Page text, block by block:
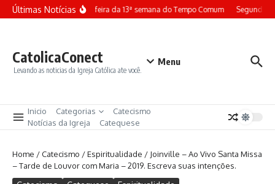
Ir para o conteúdo
Últimas NotíciasTerça-feira da 13ª semana do Tempo Comum Segunda-
CatolicaConect
Levando as noticias da Igreja Católica ate você.
Menu
Inicio Categorias
Catecismo
Notícias da Igreja
Catequese
Home /Catecismo /Espiritualidade / Joinville – Ao Vivo Santa Missa
– Tarde de Louvor com Maria – 2019. Escreva suas intenções.